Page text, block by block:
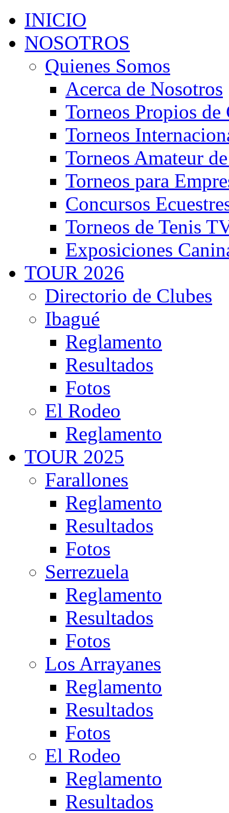
INICIO
NOSOTROS
Quienes Somos
Acerca de Nosotros
Torneos Propios
Torneos
Torneos Amateur
Torneos para
Concursos
Torneos de Tenis
Exposiciones
TOUR 2026
Directorio de Clubes
Ibagué
Reglamento
Resultados
Fotos
El Rodeo
Reglamento
TOUR 2025
Farallones
Reglamento
Resultados
Fotos
Serrezuela
Reglamento
Resultados
Fotos
Los Arrayanes
Reglamento
Resultados
Fotos
El Rodeo
Reglamento
Resultados